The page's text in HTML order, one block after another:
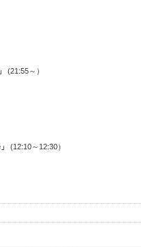
」 (21:55～）
」 (12:10～12:30）